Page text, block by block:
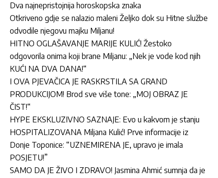
Dva najnepristojnija horoskopska znaka
Otkriveno gdje se nalazio maleni Željko dok su Hitne službe
odvodile njegovu majku Miljanu!
HITNO OGLAŠAVANJE MARIJE KULIĆ! Žestoko
odgovorila onima koji brane Miljanu: „Nek je vode kod njih
KUĆI NA DVA DANA!“
I OVA PJEVAČICA JE RASKRSTILA SA GRAND
PRODUKCIJOM! Brod sve više tone: „MOJ OBRAZ JE
ČIST!“
HYPE EKSKLUZIVNO SAZNAJE: Evo u kakvom je stanju
HOSPITALIZOVANA Miljana Kulić! Prve informacije iz
Donje Toponice: “UZNEMIRENA JE, upravo je imala
POSJETU!”
SAMO DA JE ŽIVO I ZDRAVO! Jasmina Ahmić sumnja da je